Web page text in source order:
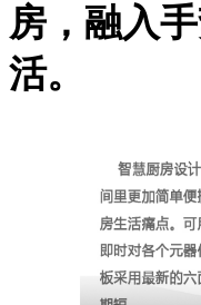
房，融入
活。